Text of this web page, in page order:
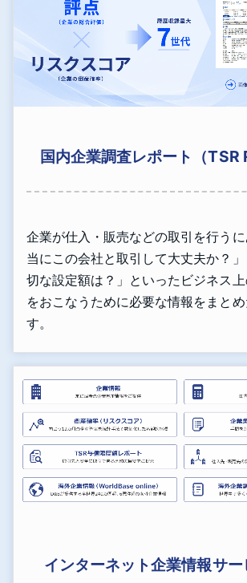
国内企業調査レポート（TSR
企業が仕入・販売などの取引を行う
当にこの会社と取引して大丈夫か？
切な設定額は？」といったビジネス
をおこなうために必要な情報をまと
す。
インターネット企業情報サ